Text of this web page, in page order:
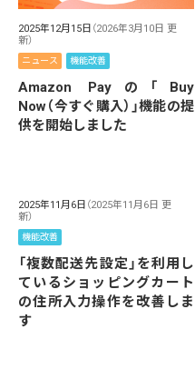
2025年12月15日 （2026年3月10日 更
新）
ニュース 機能改善
Amazon Payの「Buy
Now（今すぐ購入）」機能の提
供を開始しました
2025年11月6日 （2025年11月6日 更
新）
機能改善
「複数配送先設定」を利用し
ているショッピングカート
の住所入力操作を改善しま
す